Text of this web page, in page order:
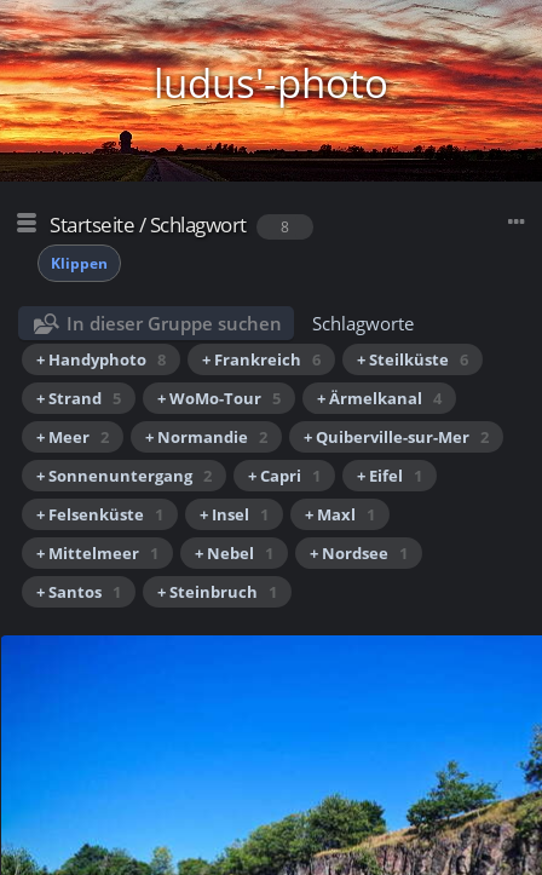
ludus'-photo
Startseite/Schlagwort
8
Klippen
In dieser Gruppe suchen Schlagworte
+ Handyphoto 8 + Frankreich 6 + Steilküste
6
+ Strand 5 + WoMo-Tour 5 + Ärmelkanal 4
+ Meer 2 + Normandie 2 + Quiberville-sur-Mer 2
+ Sonnenuntergang 2 + Capri 1 + Eifel
1
+ Felsenküste
1 + Insel 1 + Maxl
1
+ Mittelmeer 1 + Nebel 1 + Nordsee
1
+ Santos 1 + Steinbruch 1